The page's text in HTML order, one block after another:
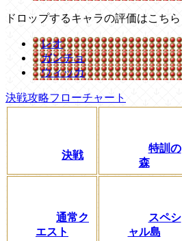
ドロップするキャラの評価はこちら
レオ
ガンチョ
ウィッカ
決戦攻略フローチャート
決戦
特訓の
森
通常ク
エスト
スペシ
ャル島